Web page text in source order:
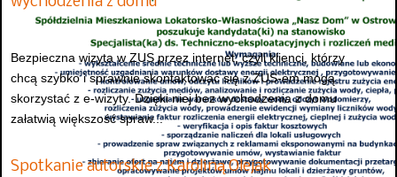
Bezpieczna wizyta w ZUS przez internet, czyli klienci, którzy
chcą szybko i sprawnie skontaktować się z ZUS-em mogą
skorzystać z e-wizyty. Dzięki niej bez wychodzenia z domu
załatwią większość spraw...
Spotkanie autorskie z Karoliną Olejak